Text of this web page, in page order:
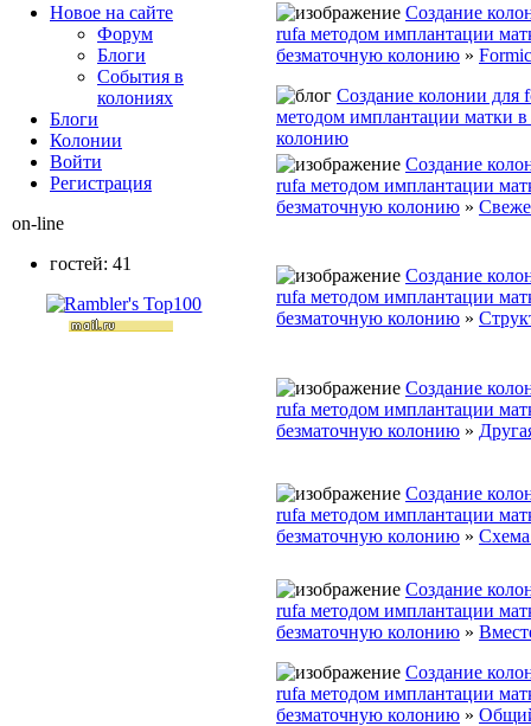
Создание
rufa методом имплантации
безматочную колонию »
Создание колонии для
методом имплантации матки
колонию
Создание
rufa методом имплантации
безматочную колонию »
Создание
rufa методом имплантации
безматочную колонию »
Создание
rufa методом имплантации
безматочную колонию »
Создание
rufa методом имплантации
безматочную колонию »
Создание
rufa методом имплантации
безматочную колонию »
Создание
rufa методом имплантации
безматочную колонию »
Новое на сайте
Форум
Блоги
События в
колониях
Блоги
Колонии
Войти
Peгиcтpaция
on-line
гостей: 41